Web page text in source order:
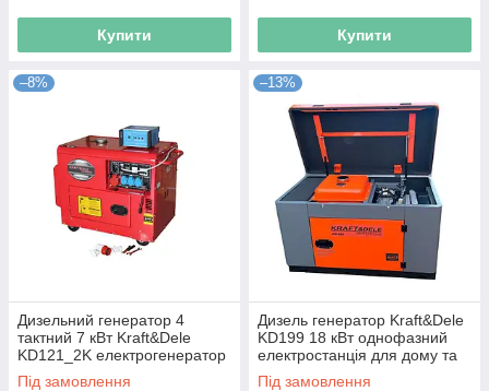
Купити Купити
–8%
Дизельний генератор 4
тактний 7 кВт Kraft&Dele
KD121_2K електрогенератор
дизельний
Під замовлення
–13%
Дизель генератор Kraft&Dele
KD199 18 кВт однофазний
електростанція для дому та
виробництва
Під замовлення